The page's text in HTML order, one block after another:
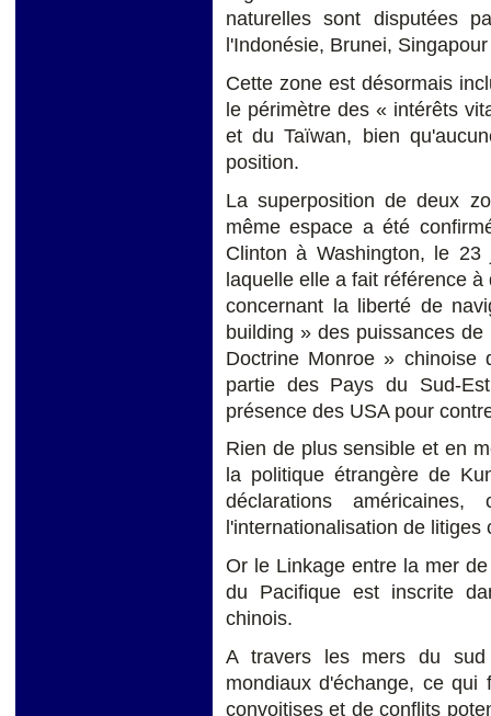
naturelles sont disputées
l'Indonésie, Brunei,
Cette zone est désormais
le périmètre des « intérêts
et du Taïwan, bien
position.
La superposition de deux
même espace a été
Clinton à Washington, le
laquelle elle a fait référence
concernant la liberté de
building » des puissances
Doctrine Monroe » chinoise
partie des Pays du Sud-
présence des USA pour
Rien de plus sensible et en
la politique étrangère de
déclarations
l'internationalisation de
Or le Linkage entre la mer
du Pacifique est inscrite
chinois.
A travers les mers du
mondiaux d'échange, ce
convoitises et de conflits